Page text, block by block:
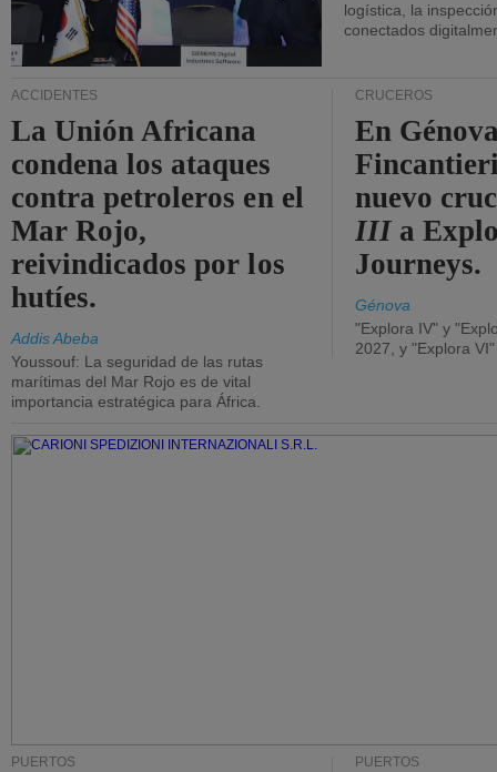
logística, la
conectados
ACCIDENTES
La Unión Africana
condena los ataques
contra petroleros en el
Mar Rojo,
reivindicados por los
hutíes.
Addis Abeba
Youssouf: La seguridad de las rutas
marítimas del Mar Rojo es de vital
importancia estratégica para África.
CRUCEROS
En
nuevo
III a
Journeys.
Génova
"Explora IV" y
2027, y "Explora
PUERTOS PUERTOS